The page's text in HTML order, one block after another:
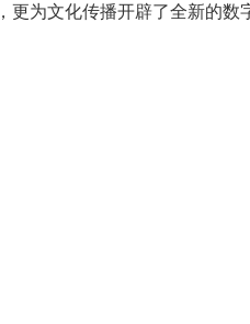
为文化传播开辟了全新的数